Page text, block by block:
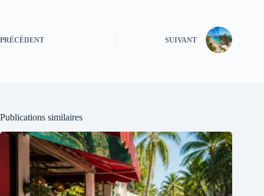
PRÉCÉDENT SUIVANT
Publications similaires